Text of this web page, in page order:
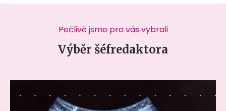
Pečlivě jsme pro vás vybrali
Výběr šéfredaktora